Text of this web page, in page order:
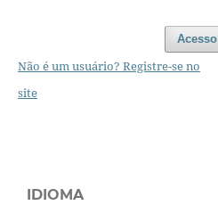
Acesso
Não é um usuário? Registre-se no
site
IDIOMA